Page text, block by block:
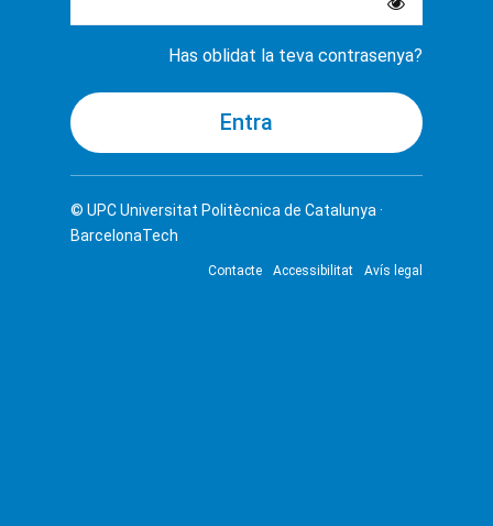
Has oblidat la teva contrasenya?
© UPCUniversitat Politècnica de Catalunya ·
BarcelonaTech
Contacte Accessibilitat Avís legal